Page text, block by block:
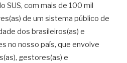
SUS, com mais de 100 mil
de um sistema público de
dos brasileiros(as) e
no nosso país, que envolve
gestores(as) e